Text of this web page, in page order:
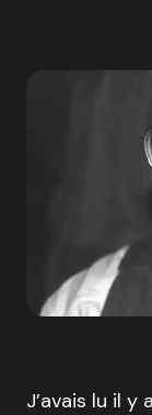
J’avais lu il y